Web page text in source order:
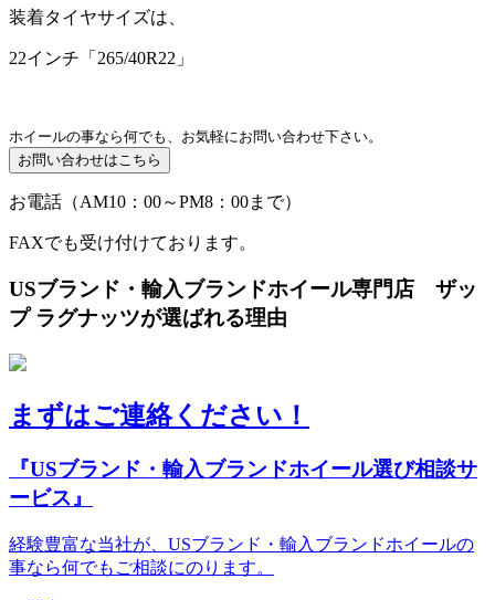
装着タイヤサイズは、
22インチ「265/40R22」
ホイールの事なら何でも、お気軽にお問い合わせ下さい。
お電話（AM10：00～PM8：00まで）
FAXでも受け付けております。
USブランド・輸入ブランドホイール専門店 ザッ
プ ラグナッツが選ばれる理由
まずはご連絡ください！
『USブランド・輸入ブランドホイール選び相談サ
ービス』
経験豊富な当社が、USブランド・輸入ブランドホイールの
事なら何でもご相談にのります。